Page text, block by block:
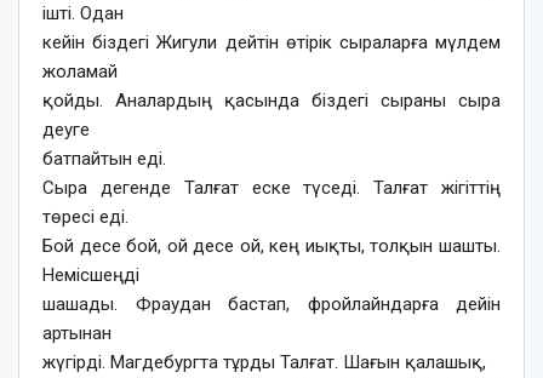
ішті. Одан
кейін біздегі Жигули дейтін өтірік сыраларға мүлдем
жоламай
қойды. Аналардың қасында біздегі сыраны сыра
деуге
батпайтын еді.
Сыра дегенде Талғат еске түседі. Талғат жігіттің
төресі еді.
Бой десе бой, ой десе ой, кең иықты, толқын шашты.
Немісшеңді
шашады. Фраудан бастап, фройлайндарға дейін
артынан
жүгірді. Магдебургта тұрды Талғат. Шағын қалашық,